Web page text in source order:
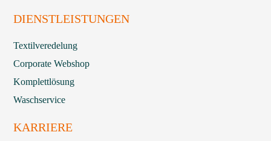
DIENSTLEISTUNGEN
Textilveredelung
Corporate Webshop
Komplettlösung
Waschservice
KARRIERE